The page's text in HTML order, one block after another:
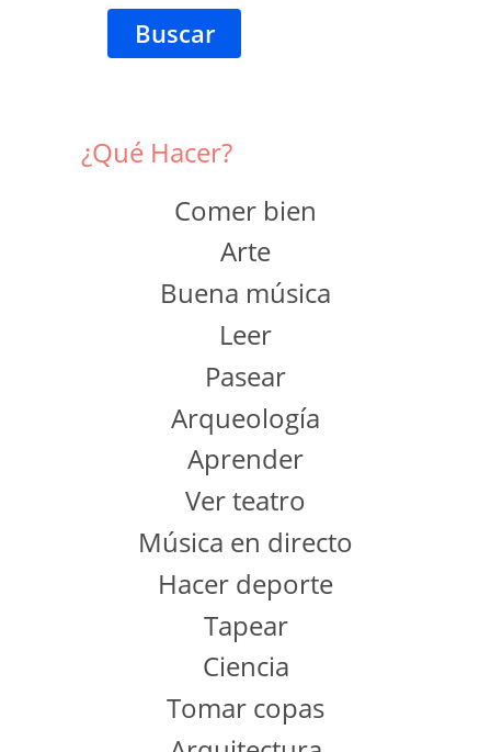
Buscar
¿Qué Hacer?
Comer bien
Arte
Buena música
Leer
Pasear
Arqueología
Aprender
Ver teatro
Música en directo
Hacer deporte
Tapear
Ciencia
Tomar copas